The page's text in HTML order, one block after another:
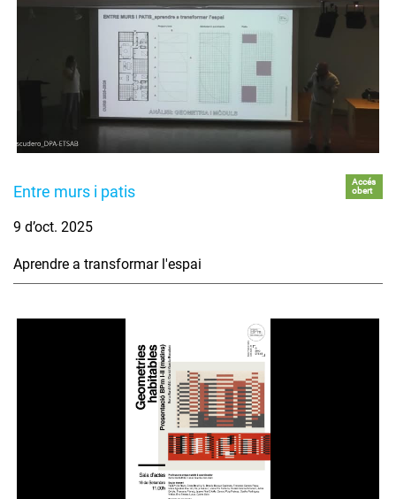
Entre murs i patis
Accés
obert
9 d’oct. 2025
Aprendre a transformar l'espai